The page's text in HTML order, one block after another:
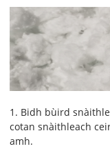
1. Bidh bùird
cotan snàithleach
amh.